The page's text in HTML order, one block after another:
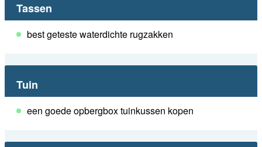
Tassen
best geteste waterdichte rugzakken
Tuin
een goede opbergbox tuinkussen kopen